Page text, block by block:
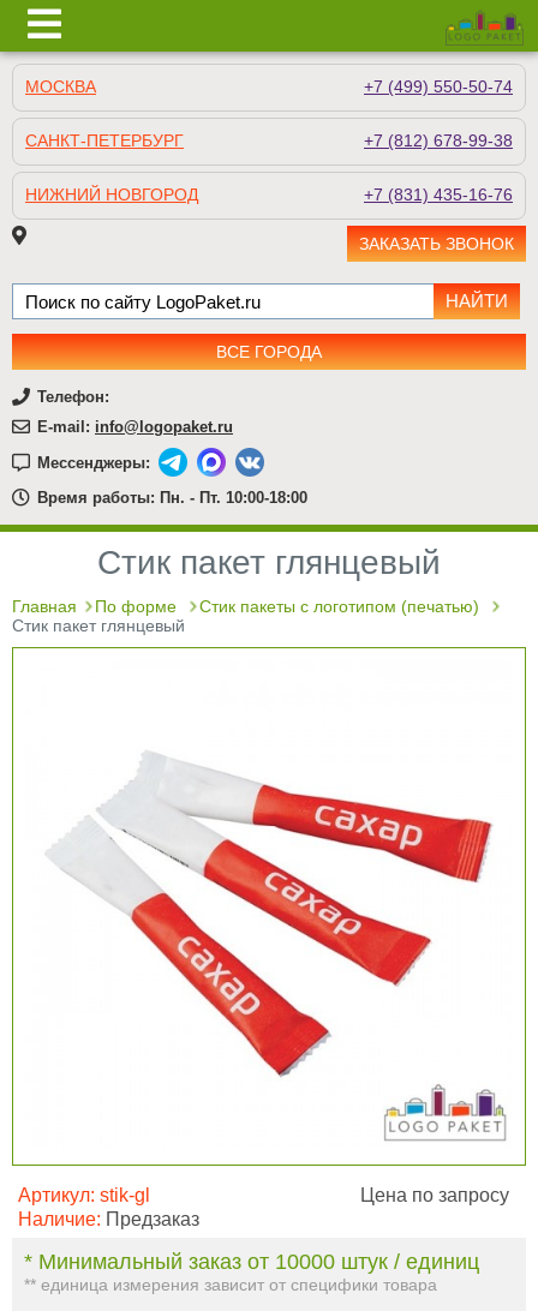
МОСКВА +7 (499) 550-50-74
САНКТ-ПЕТЕРБУРГ +7 (812) 678-99-38
НИЖНИЙ НОВГОРОД +7 (831) 435-16-76
ЗАКАЗАТЬ ЗВОНОК
ВСЕ ГОРОДА
Телефон:
E-mail: info@logopaket.ru
Мессенджеры:
Время работы: Пн. - Пт. 10:00-18:00
Стик пакет глянцевый
Главная По форме
Стик пакеты с логотипом (печатью)
Стик пакет глянцевый
Артикул: stik-gl
Наличие: Предзаказ
Цена по запросу
* Минимальный заказ от 10000 штук / единиц
** единица измерения зависит от специфики товара